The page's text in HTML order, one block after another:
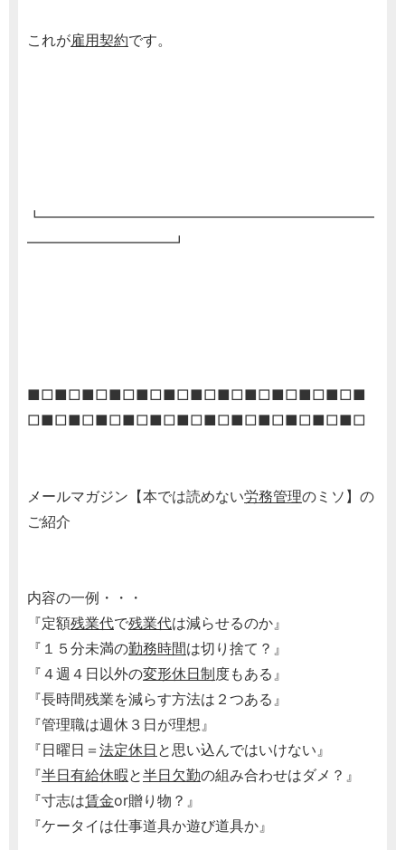
これが雇用契約です。
┗━━━━━━━━━━━━━━━━━━━━━━━
━━━━━━━━━━┛
■□■□■□■□■□■□■□■□■□■□■□■□■
□■□■□■□■□■□■□■□■□■□■□■□■□
メールマガジン【本では読めない労務管理のミソ】の
ご紹介
内容の一例・・・
『定額残業代で残業代は減らせるのか』
『１５分未満の勤務時間は切り捨て？』
『４週４日以外の変形休日制度もある』
『長時間残業を減らす方法は２つある』
『管理職は週休３日が理想』
『日曜日＝ 法定休日 と思い込んではいけない』
『半日有給休暇と半日欠勤の組み合わせはダメ？』
『寸志は賃金or贈り物？』
『ケータイは仕事道具か遊び道具か』